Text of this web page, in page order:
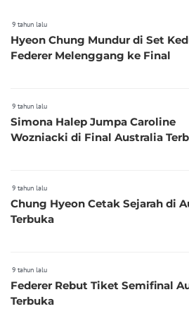
9 tahun lalu
Hyeon Chung Mundur di Set
Federer Melenggang ke Final
9 tahun lalu
Simona Halep Jumpa Caroline
Wozniacki di Final Australia
9 tahun lalu
Chung Hyeon Cetak Sejarah di
Terbuka
9 tahun lalu
Federer Rebut Tiket Semifinal
Terbuka